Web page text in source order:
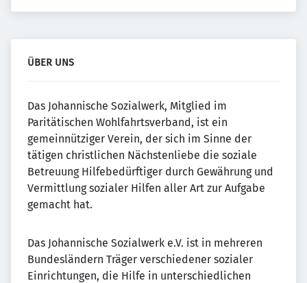
ÜBER UNS
Das Johannische Sozialwerk, Mitglied im
Paritätischen Wohlfahrtsverband, ist ein
gemeinnütziger Verein, der sich im Sinne der
tätigen christlichen Nächstenliebe die soziale
Betreuung Hilfebedürftiger durch Gewährung und
Vermittlung sozialer Hilfen aller Art zur Aufgabe
gemacht hat.
Das Johannische Sozialwerk e.V. ist in mehreren
Bundesländern Träger verschiedener sozialer
Einrichtungen, die Hilfe in unterschiedlichen